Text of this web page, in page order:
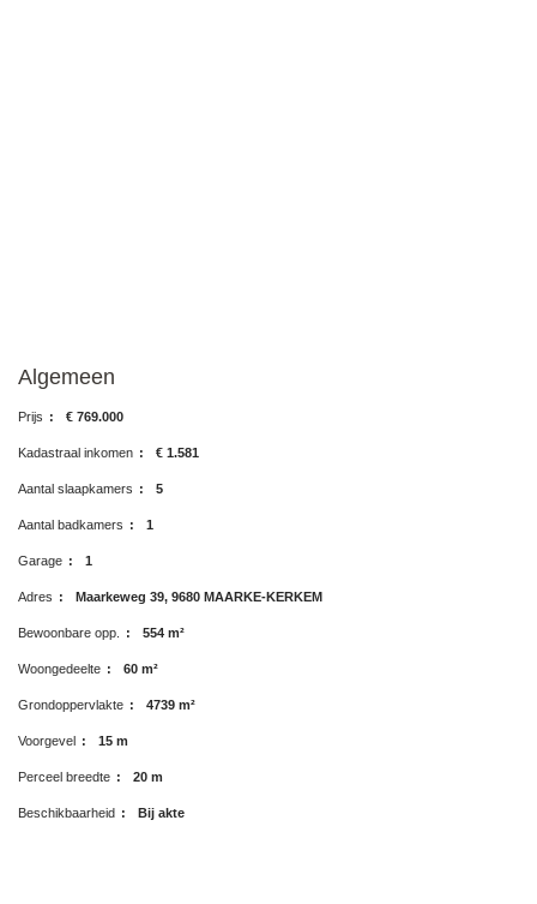
Algemeen
Prijs : € 769.000
Kadastraal inkomen : € 1.581
Aantal slaapkamers : 5
Aantal badkamers : 1
Garage : 1
Adres : Maarkeweg 39, 9680 MAARKE-KERKEM
Bewoonbare opp. : 554 m²
Woongedeelte : 60 m²
Grondoppervlakte : 4739 m²
Voorgevel : 15 m
Perceel breedte : 20 m
Beschikbaarheid : Bij akte